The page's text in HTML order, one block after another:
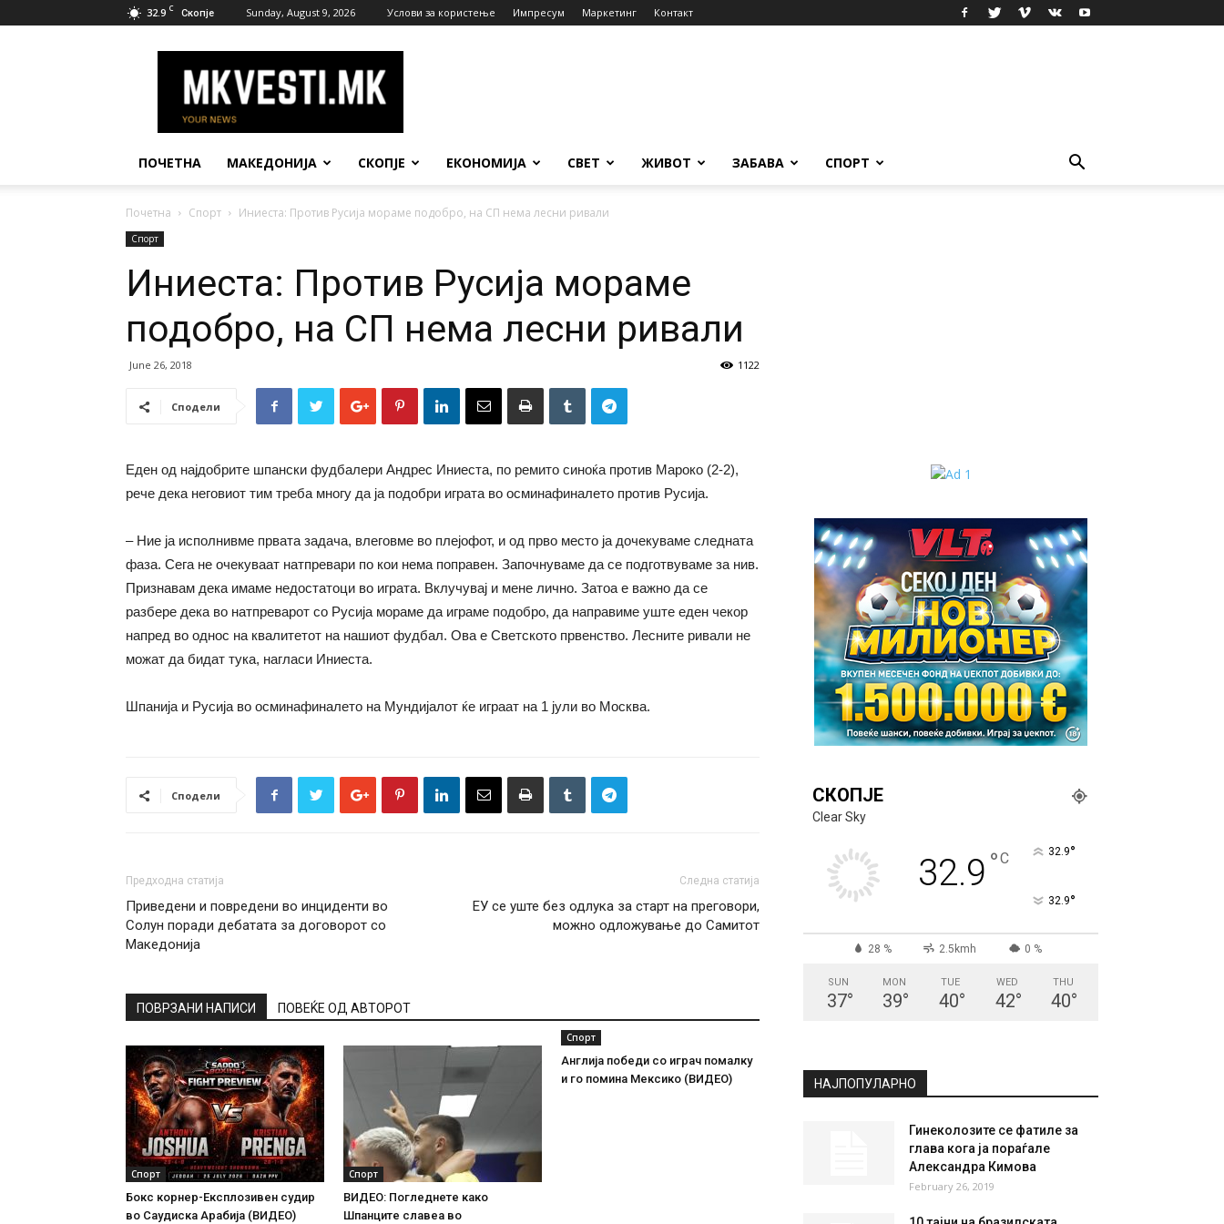
32.9 C Скопје Sunday, August 9, 2026 Услови за користење Импресум Маркетинг Контакт
Вести
ПОЧЕТНА МАКЕДОНИЈА СКОПЈЕ ЕКОНОМИЈА СВЕТ ЖИВОТ ЗАБАВА СПОРТ
Почетна Спорт Иниеста: Против Русија мораме подобро, на СП нема лесни ривали
Спорт
Иниеста: Против Русија мораме
подобро, на СП нема лесни ривали
June 26, 2018 1122
Сподели
Еден од најдобрите шпански фудбалери Андрес Иниеста, по ремито синоќа против Мароко (2-2),
рече дека неговиот тим треба многу да ја подобри играта во осминафиналето против Русија.
– Ние ја исполнивме првата задача, влеговме во плејофот, и од прво место ја дочекуваме следната
фаза. Сега не очекуваат натпревари по кои нема поправен. Започнуваме да се подготвуваме за нив.
Признавам дека имаме недостатоци во играта. Вклучувај и мене лично. Затоа е важно да се
разбере дека во натпреварот со Русија мораме да играме подобро, да направиме уште еден чекор
напред во однос на квалитетот на нашиот фудбал. Ова е Светското првенство. Лесните ривали не
можат да бидат тука, нагласи Иниеста.
Шпанија и Русија во осминафиналето на Мундијалот ќе играат на 1 јули во Москва.
Сподели
Предходна статија
Приведени и повредени во инциденти во
Солун поради дебатата за договорот со
Македонија
Следна статија
ЕУ се уште без одлука за старт на преговори,
можно одложување до Самитот
ПОВРЗАНИ НАПИСИ ПОВЕЌЕ ОД АВТОРОТ
Спорт
Бокс корнер-Експлозивен судир
во Саудиска Арабија (ВИДЕО)
Спорт
ВИДЕО: Погледнете како
Шпанците славеа во
Спорт
Англија победи со играч помалку
и го помина Мексико (ВИДЕО)
СКОПЈЕ
Clear Sky
32.9 °C 32.9°
32.9°
28 % 2.5kmh 0 %
SUN
37°
MON
39°
TUE
40°
WED
42°
THU
40°
НАЈПОПУЛАРНО
Гинеколозите се фатиле за
глава кога ја пораѓале
Александра Кимова
February 26, 2019